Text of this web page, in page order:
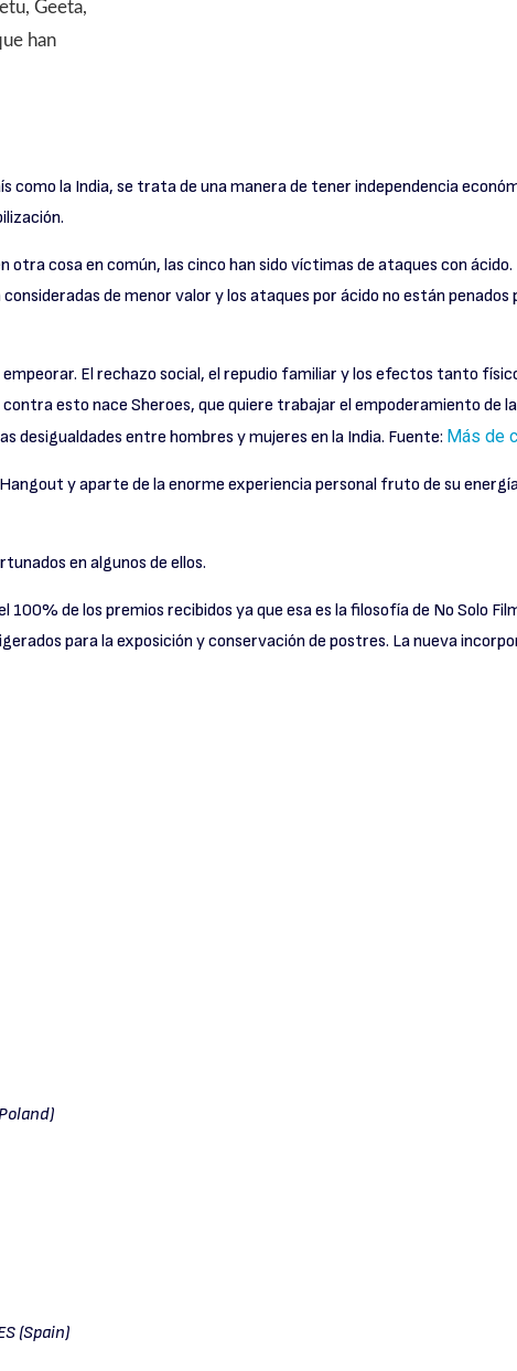
invisible
El
Geeta,
han
la India, se trata de una manera de tener independencia
cosa en común, las cinco han sido víctimas de ataques con ácido.
de menor valor y los ataques por ácido no están penados
El rechazo social, el repudio familiar y los efectos tanto
esto nace Sheroes, que quiere trabajar el empoderamiento de
desigualdades entre hombres y mujeres en la India. Fuente: Más de
y aparte de la enorme experiencia personal fruto de su
en algunos de ellos.
de los premios recibidos ya que esa es la filosofía de No Solo
para la exposición y conservación de postres. La nueva
(Spain)